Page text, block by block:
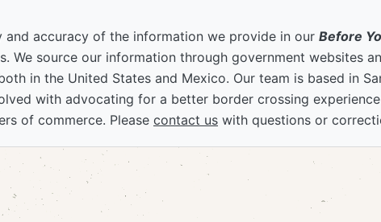
accuracy of the information we provide in our Before
We source our information through government websites
in the United States and Mexico. Our team is based in
with advocating for a better border crossing
of commerce. Please contact us with questions or